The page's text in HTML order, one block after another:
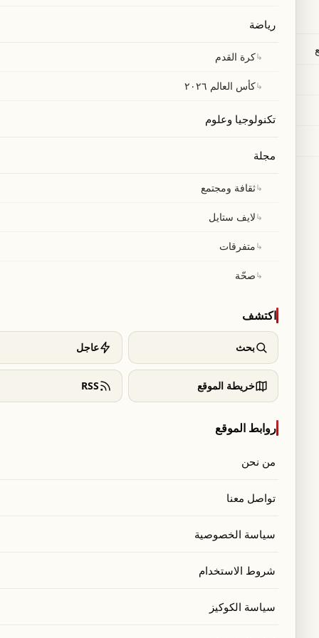
رياضة
↳كرة القدم
↳كأس العالم ٢٠٢٦
تكنولوجيا وعلوم
مجلة
↳ثقافة ومجتمع
↳لايف ستايل
↳متفرقات
↳صحّة
اكتشف
بحث عاجل
خريطة الموقع RSS
روابط الموقع
من نحن
تواصل معنا
سياسة الخصوصية
شروط الاستخدام
سياسة الكوكيز